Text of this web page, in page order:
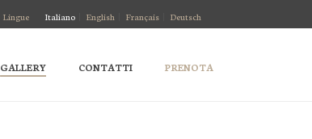
Italiano English Français Deutsch
Lingue
GALLERY CONTATTI PRENOTA